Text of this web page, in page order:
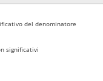
del denominatore
significativi